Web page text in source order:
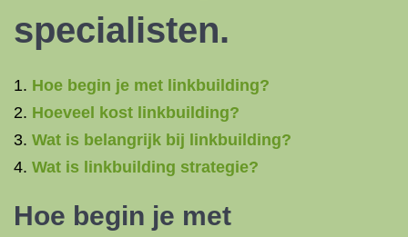
specialisten.
Hoe begin je met linkbuilding?
Hoeveel kost linkbuilding?
Wat is belangrijk bij linkbuilding?
Wat is linkbuilding strategie?
Hoe begin je met